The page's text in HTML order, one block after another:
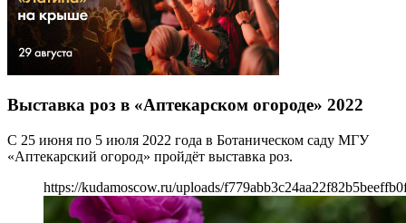
Выставка роз в «Аптекарском огороде» 2022
С 25 июня по 5 июля 2022 года в Ботаническом саду МГУ
«Аптекарский огород» пройдёт выставка роз.
https://kudamoscow.ru/uploads/